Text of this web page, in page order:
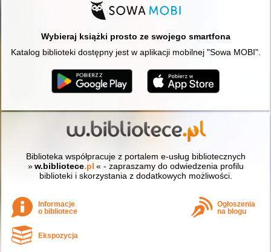
Wybieraj książki prosto ze swojego smartfona
Katalog biblioteki dostępny jest w aplikacji mobilnej "Sowa MOBI".
Biblioteka współpracuje z portalem e-usług bibliotecznych
» w.bibliotece.pl « - zapraszamy do odwiedzenia profilu
biblioteki i skorzystania z dodatkowych możliwości.
Informacje
o bibliotece
Ogłoszenia
na blogu
Ekspozycja